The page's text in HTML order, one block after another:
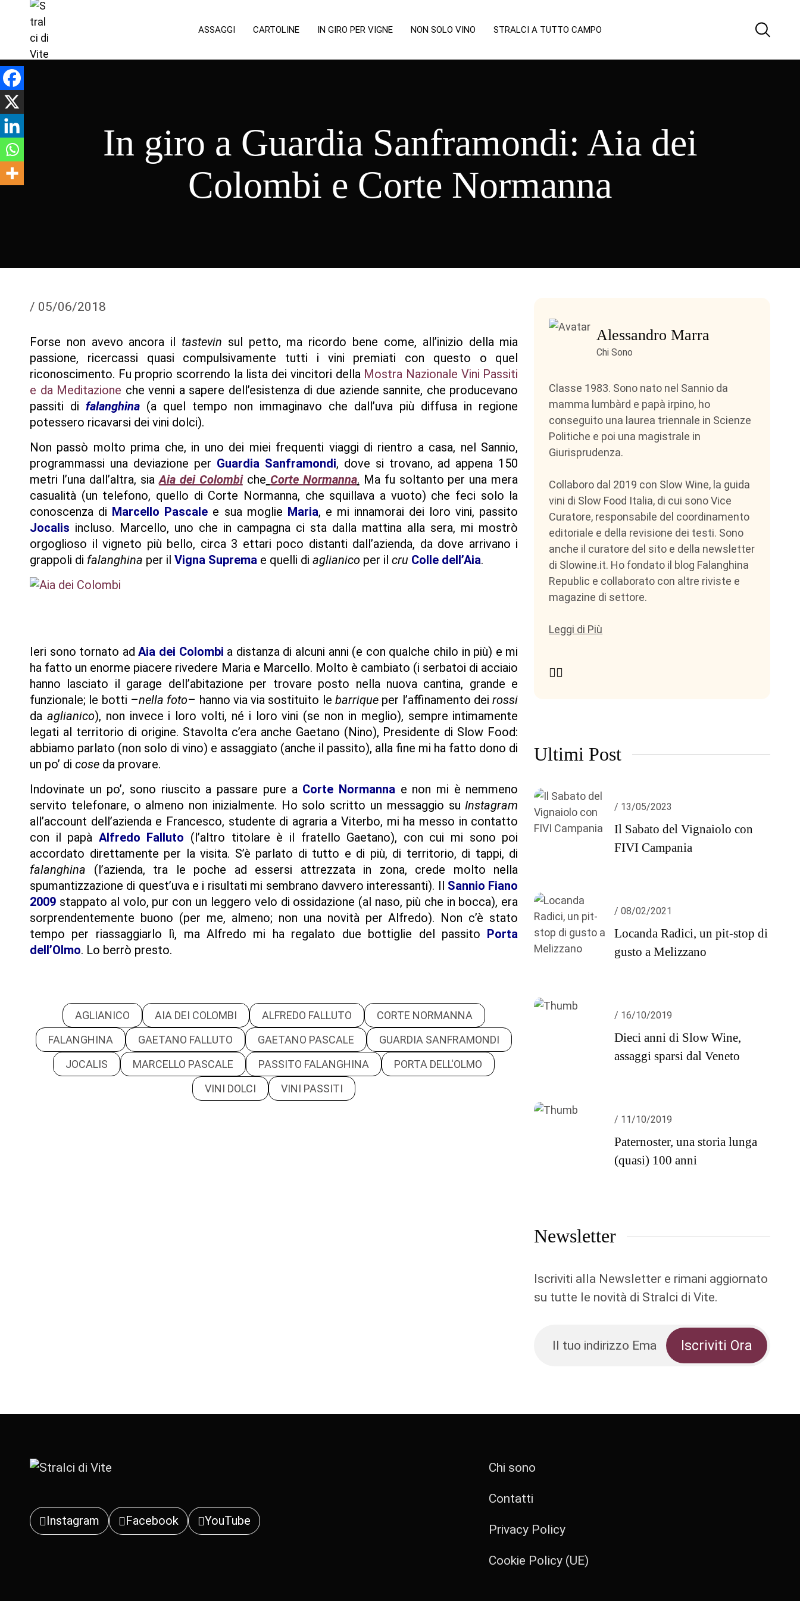
ASSAGGI CARTOLINE IN GIRO PER VIGNE NON SOLO VINO STRALCI A TUTTO CAMPO
In giro a Guardia Sanframondi: Aia dei
Colombi e Corte Normanna
/ 05/06/2018
Forse non avevo ancora iltastevin sul petto, ma ricordo bene come, all’inizio della mia
passione, ricercassi quasi compulsivamente tutti i vini premiati con questo o quel
riconoscimento. Fu proprio scorrendo la lista dei vincitori della Mostra Nazionale Vini Passiti
e da Meditazione che venni a sapere dell’esistenza di due aziende sannite, che producevano
passiti difalanghina (a quel tempo non immaginavo che dall’uva più diffusa in regione
potessero ricavarsi dei vini dolci).
Non passò molto prima che, in uno dei miei frequenti viaggi di rientro a casa, nel Sannio,
programmassi una deviazione per Guardia Sanframondi, dove si trovano, ad appena 150
metri l’una dall’altra, siaAia dei Colombiche Corte Normanna. Ma fu soltanto per una mera
casualità (un telefono, quello di Corte Normanna, che squillava a vuoto) che feci solo la
conoscenza di Marcello Pascale e sua moglie Maria, e mi innamorai dei loro vini, passito
Jocalis incluso. Marcello, uno che in campagna ci sta dalla mattina alla sera, mi mostrò
orgoglioso il vigneto più bello, circa 3 ettari poco distanti dall’azienda, da dove arrivano i
grappoli di falanghina per il Vigna Suprema e quelli di aglianico per il cru Colle dell’Aia.
Ieri sono tornato adAia dei Colombi a distanza di alcuni anni (e con qualche chilo in più) e mi
ha fatto un enorme piacere rivedere Maria e Marcello. Molto è cambiato (i serbatoi di acciaio
hanno lasciato il garage dell’abitazione per trovare posto nella nuova cantina, grande e
funzionale; le botti –nella foto– hanno via via sostituito lebarrique per l’affinamento deirossi
da aglianico), non invece i loro volti, né i loro vini (se non in meglio), sempre intimamente
legati al territorio di origine. Stavolta c’era anche Gaetano (Nino), Presidente di Slow Food:
abbiamo parlato (non solo di vino) e assaggiato (anche il passito), alla fine mi ha fatto dono di
un po’ di cose da provare.
Indovinate un po’, sono riuscito a passare pure a Corte Normannae non mi è nemmeno
servito telefonare, o almeno non inizialmente. Ho solo scritto un messaggio suInstagram
all’account dell’azienda e Francesco, studente di agraria a Viterbo, mi ha messo in contatto
con il papà Alfredo Falluto (l’altro titolare è il fratello Gaetano), con cui mi sono poi
accordato direttamente per la visita. S’è parlato di tutto e di più, di territorio, di tappi, di
falanghina (l’azienda, tra le poche ad essersi attrezzata in zona, crede molto nella
spumantizzazione di quest’uva e i risultati mi sembrano davvero interessanti). Il Sannio Fiano
2009 stappato al volo, pur con un leggero velo di ossidazione (al naso, più che in bocca), era
sorprendentemente buono (per me, almeno; non una novità per Alfredo). Non c’è stato
tempo per riassaggiarlo lì, ma Alfredo mi ha regalato due bottiglie del passito Porta
dell’Olmo. Lo berrò presto.
AGLIANICO AIA DEI COLOMBI ALFREDO FALLUTO
CORTE NORMANNA
FALANGHINA
GAETANO FALLUTO GAETANO PASCALE
GUARDIA SANFRAMONDI
JOCALIS
MARCELLO PASCALE PASSITO FALANGHINA
PORTA DELL'OLMO
VINI DOLCI
VINI PASSITI
Alessandro Marra
Chi Sono
Classe 1983. Sono nato nel Sannio da
mamma lumbàrd e papà irpino, ho
conseguito una laurea triennale in Scienze
Politiche e poi una magistrale in
Giurisprudenza.
Collaboro dal 2019 con Slow Wine, la guida
vini di Slow Food Italia, di cui sono Vice
Curatore, responsabile del coordinamento
editoriale e della revisione dei testi. Sono
anche il curatore del sito e della newsletter
di Slowine.it. Ho fondato il blog Falanghina
Republic e collaborato con altre riviste e
magazine di settore.
Leggi di Più
Ultimi Post
/ 13/05/2023
Il Sabato del Vignaiolo con
FIVI Campania
/ 08/02/2021
Locanda Radici, un pit-stop di
gusto a Melizzano
/ 16/10/2019
Dieci anni di Slow Wine,
assaggi sparsi dal Veneto
/ 11/10/2019
Paternoster, una storia lunga
(quasi) 100 anni
Newsletter
Iscriviti alla Newsletter e rimani aggiornato
su tutte le novità di Stralci di Vite.
Instagram Facebook YouTube
Chi sono
Contatti
Privacy Policy
Cookie Policy (UE)